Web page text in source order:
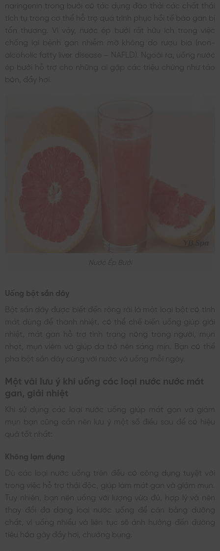
naringenin trong bưởi có tác dụng đào thải các chất thải
tích tụ trong cơ thể hỗ trợ quá trình phục hồi tế bào gan bị
tổn thương. Vì vậy, nước ép bưởi rất hữu ích trong việc
chống lại bệnh gan nhiễm mỡ không do rượu bia (non-
alcoholic fatty liver disease – NAFLD). Ngoài ra, uống nước
ép bưởi hỗ trợ cho những ai gặp các triệu chứng như táo
bón, đầy hơi.
Nước Ép Bưởi
Uống bột sắn dây
Bột sắn dây được biết đến rộng rãi là một loại bột có tính
mát dùng để thanh nhiệt, có thể chế biến uống giúp giải
nhiệt, mát gan hỗ trợ tình trạng nóng trong người, mụn
nhọt, mụn viêm và giúp da trở nên sáng mịn. Bạn có thể
pha bột sắn dây cùng với nước và uống mỗi ngày.
Một vài lưu ý khi uống các loại nước nước mát
gan, giải nhiệt
Khi sử dụng các loại nước uống giúp mát gan và giảm
mụn bạn cũng cần nên lưu ý một số điều sau để có hiệu
quả tốt nhất:
Không lạm dụng
Dù các loại nước uống trên đều có công dụng tuyệt vời
trong việc hỗ trợ thải độc, giúp làm mát gan và giảm mụn.
Tuy nhiên, bạn nên uống với lượng vừa đủ, hợp lý và nên
thay đổi đa dạng loại nước uống để cân bằng dưỡng
chất, vì uống nhiều và liên tục sẽ ảnh hưởng đến đường
tiêu hóa gây đầy hơi, chướng bụng.